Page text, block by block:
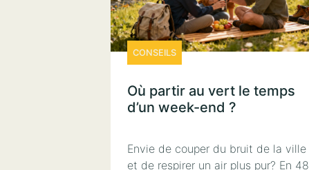
CONSEILS
Où partir au vert le temps
d’un week-end ?
Envie de couper du bruit de la ville
et de respirer un air plus pur? En 48